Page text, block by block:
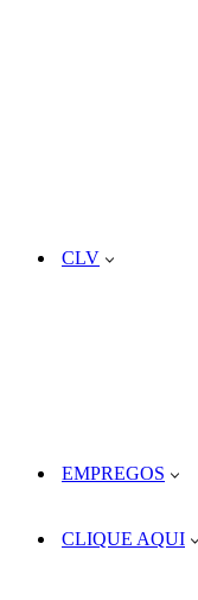
CLV
EMPREGOS
CLIQUE AQUI